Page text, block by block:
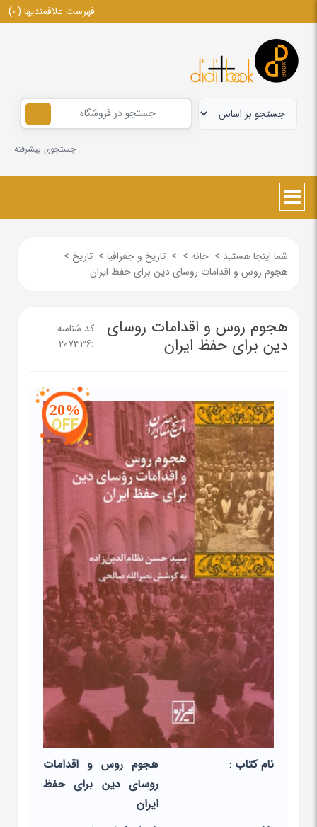
فهرست علاقمندیها (0)
جستجوی پیشرفته
شما اینجا هستید > خانه >
> تاریخ و جغرافیا > تاریخ >
هجوم روس و اقدامات روسای دین برای حفظ ایران
هجوم روس و اقدامات روسای
دین برای حفظ ایران
کد شناسه
:
207336
20%
OFF
نام کتاب :
هجوم روس و اقدامات
روسای دین برای حفظ
ایران